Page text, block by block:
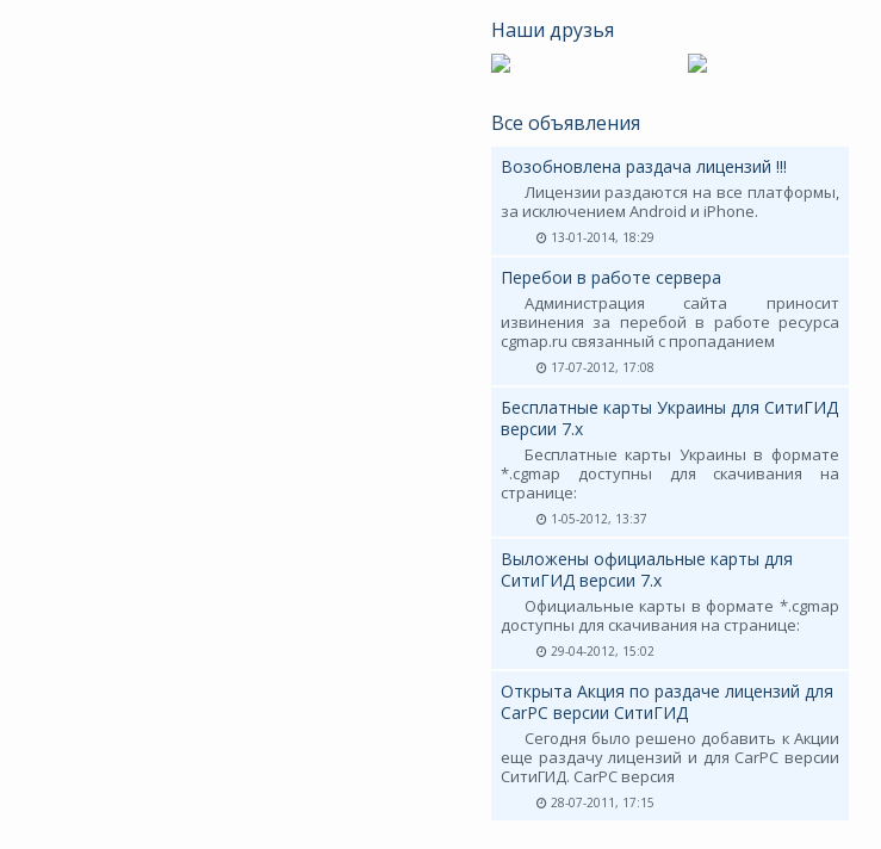
Наши друзья
Все объявления
Возобновлена раздача лицензий !!!
Лицензии раздаются на все платформы,
за исключением Android и iPhone.
13-01-2014, 18:29
Перебои в работе сервера
Администрация сайта приносит
извинения за перебой в работе ресурса
cgmap.ru связанный с пропаданием
17-07-2012, 17:08
Бесплатные карты Украины для СитиГИД
версии 7.х
Бесплатные карты Украины в формате
*.cgmap доступны для скачивания на
странице:
1-05-2012, 13:37
Выложены официальные карты для
СитиГИД версии 7.х
Официальные карты в формате *.cgmap
доступны для скачивания на странице:
29-04-2012, 15:02
Открыта Акция по раздаче лицензий для
CarPC версии СитиГИД
Сегодня было решено добавить к Акции
еще раздачу лицензий и для CarPC версии
СитиГИД. CarPC версия
28-07-2011, 17:15